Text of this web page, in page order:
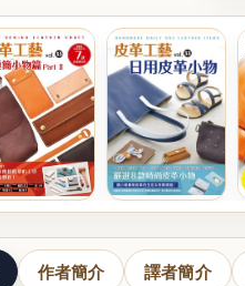
作者簡介 譯者簡介